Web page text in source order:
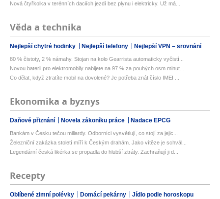
Nová čtyřkolka v terénních daciích jezdí bez plynu i elektricky. Už má...
Věda a technika
Nejlepší chytré hodinky Nejlepší telefony Nejlepší VPN – srovnání
80 % čistoty, 2 % námahy. Stojan na kolo Gearrista automaticky vyčistí...
Novou baterii pro elektromobily nabijete na 97 % za pouhých osm minut....
Co dělat, když ztratíte mobil na dovolené? Je potřeba znát číslo IMEI ...
Ekonomika a byznys
Daňové přiznání Novela zákoníku práce Nadace EPCG
Bankám v Česku tečou miliardy. Odborníci vysvětlují, co stojí za jejic...
Železniční zakázka století míří k Českým drahám. Jako vítěze je schvál...
Legendární česká likérka se propadla do hlubší ztráty. Zachraňují ji d...
Recepty
Oblíbené zimní polévky Domácí pekárny Jídlo podle horoskopu